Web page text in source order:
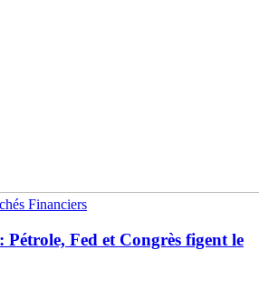
Financiers
Fed et Congrès figent le